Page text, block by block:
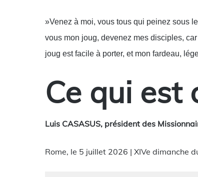
»Venez à moi, vous tous qui peinez sous
vous mon joug, devenez mes disciples,
joug est facile à porter, et mon fardeau,
Ce qui est
Luis CASASUS, président des
Rome, le 5 juillet 2026 | XIVe dimanche